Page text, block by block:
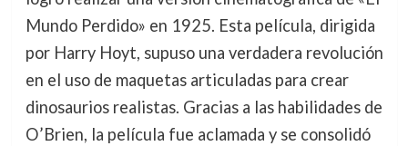
Mundo Perdido» en 1925. Esta película, dirigida
por Harry Hoyt, supuso una verdadera revolución
en el uso de maquetas articuladas para crear
dinosaurios realistas. Gracias a las habilidades de
O’Brien, la película fue aclamada y se consolidó